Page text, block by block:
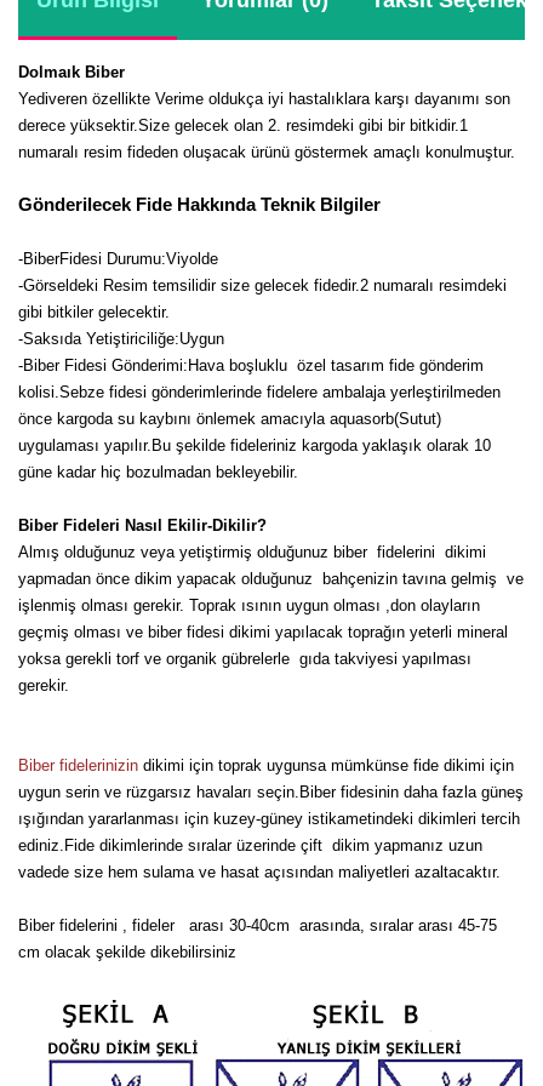
Dolmaık Biber
Yediveren özellikte Verime oldukça iyi hastalıklara karşı dayanımı son
derece yüksektir.Size gelecek olan 2. resimdeki gibi bir bitkidir.1
numaralı resim fideden oluşacak ürünü göstermek amaçlı konulmuştur.
Gönderilecek Fide Hakkında Teknik Bilgiler
-BiberFidesi Durumu:Viyolde
-Görseldeki Resim temsilidir size gelecek fidedir.2 numaralı resimdeki
gibi bitkiler gelecektir.
-Saksıda Yetiştiriciliğe:Uygun
-Biber Fidesi Gönderimi:Hava boşluklu özel tasarım fide gönderim
kolisi.Sebze fidesi gönderimlerinde fidelere ambalaja yerleştirilmeden
önce kargoda su kaybını önlemek amacıyla aquasorb(Sutut)
uygulaması yapılır.Bu şekilde fideleriniz kargoda yaklaşık olarak 10
güne kadar hiç bozulmadan bekleyebilir.
Biber Fideleri Nasıl Ekilir-Dikilir?
Almış olduğunuz veya yetiştirmiş olduğunuz biber fidelerini dikimi
yapmadan önce dikim yapacak olduğunuz bahçenizin tavına gelmiş ve
işlenmiş olması gerekir. Toprak ısının uygun olması ,don olayların
geçmiş olması ve biber fidesi dikimi yapılacak toprağın yeterli mineral
yoksa gerekli torf ve organik gübrelerle gıda takviyesi yapılması
gerekir.
Biber fidelerinizin dikimi için toprak uygunsa mümkünse fide dikimi için
uygun serin ve rüzgarsız havaları seçin.Biber fidesinin daha fazla güneş
ışığından yararlanması için kuzey-güney istikametindeki dikimleri tercih
ediniz.Fide dikimlerinde sıralar üzerinde çift dikim yapmanız uzun
vadede size hem sulama ve hasat açısından maliyetleri azaltacaktır.
Biber fidelerini , fideler arası 30-40cm arasında, sıralar arası 45-75
cm olacak şekilde dikebilirsiniz
Hünnap Fidanı
İncir Fidanı
Kapari Gebre Otu Fidanı
Kayısı Fidanı
Keçiboynuzu Fidanı
Kestane Fidanı
Kiraz Fidanı
Kivi Fidanı
Kızılcık Fidanı
Kocayemiş Fidanı
Kuşburnu Fidanı
Liçi Fidanı
Malta Eriği Fidanı
Mango Fidanı
Murt Fidanı
Muz Fidanı